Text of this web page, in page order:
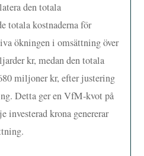
den totala
totala kostnaderna för
ökningen i omsättning över
kr, medan den totala
miljoner kr, efter justering
Detta ger en VfM-kvot på
investerad krona genererar